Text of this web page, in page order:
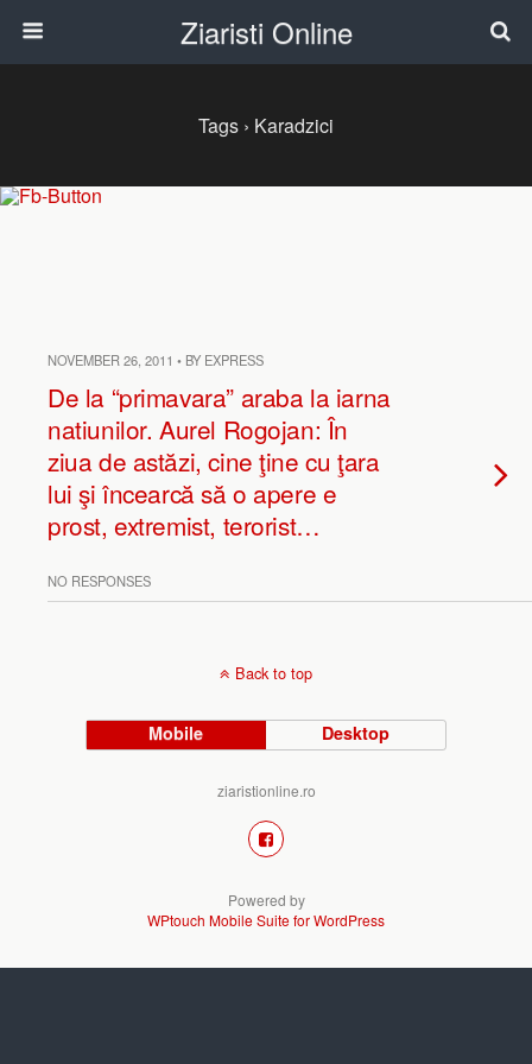
Ziaristi Online
Tags › Karadzici
NOVEMBER 26, 2011 • BY EXPRESS
De la “primavara” araba la iarna
natiunilor. Aurel Rogojan: În
ziua de astăzi, cine ţine cu ţara
lui şi încearcă să o apere e
prost, extremist, terorist…
NO RESPONSES
Back to top
Mobile Desktop
ziaristionline.ro
Powered by
WPtouch Mobile Suite for WordPress